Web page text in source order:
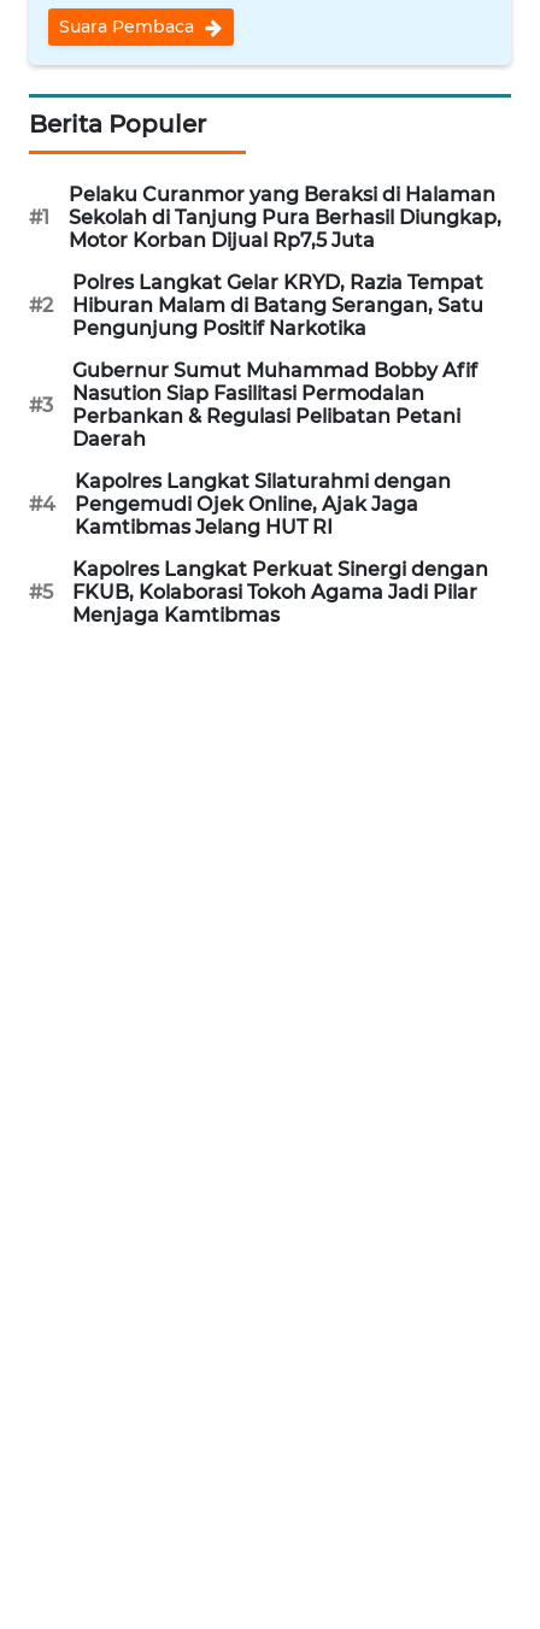
Suara Pembaca
Berita Populer
#1
Pelaku Curanmor yang Beraksi di Halaman
Sekolah di Tanjung Pura Berhasil Diungkap,
Motor Korban Dijual Rp7,5 Juta
#2
Polres Langkat Gelar KRYD, Razia Tempat
Hiburan Malam di Batang Serangan, Satu
Pengunjung Positif Narkotika
#3
Gubernur Sumut Muhammad Bobby Afif
Nasution Siap Fasilitasi Permodalan
Perbankan & Regulasi Pelibatan Petani
Daerah
#4
Kapolres Langkat Silaturahmi dengan
Pengemudi Ojek Online, Ajak Jaga
Kamtibmas Jelang HUT RI
#5
Kapolres Langkat Perkuat Sinergi dengan
FKUB, Kolaborasi Tokoh Agama Jadi Pilar
Menjaga Kamtibmas
WN
WN
WN
WN
PAPUA
WN
WN